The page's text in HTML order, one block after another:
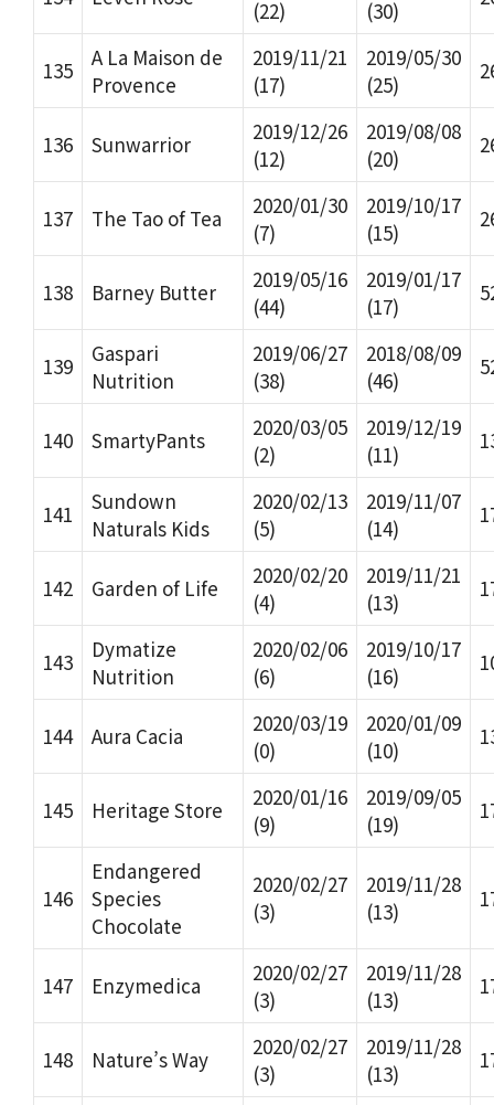
(22) (30)
135
A La Maison de
Provence
2019/11/21
(17)
2019/05/30
(25)
136 Sunwarrior
2019/12/26
(12)
2019/08/08
(20)
137 The Tao of Tea
2020/01/30
(7)
2019/10/17
(15)
138 Barney Butter
2019/05/16
(44)
2019/01/17
(17)
139
Gaspari
Nutrition
2019/06/27
(38)
2018/08/09
(46)
140 SmartyPants
2020/03/05
(2)
2019/12/19
(11)
141
Sundown
Naturals Kids
2020/02/13
(5)
2019/11/07
(14)
142 Garden of Life
2020/02/20
(4)
2019/11/21
(13)
143
Dymatize
Nutrition
2020/02/06
(6)
2019/10/17
(16)
144 Aura Cacia
2020/03/19
(0)
2020/01/09
(10)
145 Heritage Store
2020/01/16
(9)
2019/09/05
(19)
146
Endangered
Species
Chocolate
2020/02/27
(3)
2019/11/28
(13)
147 Enzymedica
2020/02/27
(3)
2019/11/28
(13)
148 Nature’s Way
2020/02/27
(3)
2019/11/28
(13)